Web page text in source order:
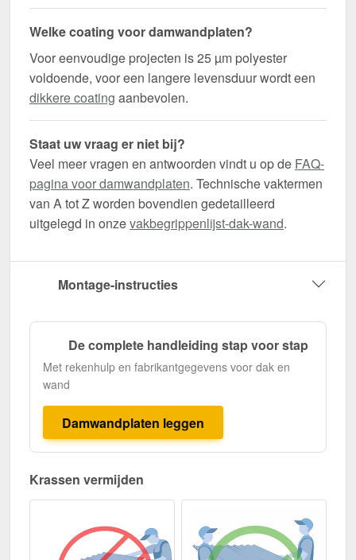
Welke coating voor damwandplaten?
Voor eenvoudige projecten is 25 µm polyester
voldoende, voor een langere levensduur wordt een
dikkere coating aanbevolen.
Staat uw vraag er niet bij?
Veel meer vragen en antwoorden vindt u op de FAQ-
pagina voor damwandplaten. Technische vaktermen
van A tot Z worden bovendien gedetailleerd
uitgelegd in onzevakbegrippenlijst-dak-wand.
Montage-instructies
De complete handleiding stap voor stap
Met rekenhulp en fabrikantgegevens voor dak en
wand
Damwandplaten leggen
Krassen vermijden